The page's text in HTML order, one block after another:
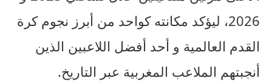
2026، ليؤكد مكانته كواحد من أبرز نجوم كرة
القدم العالمية و أحد أفضل اللاعبين الذين
أنجبتهم الملاعب المغربية عبر التاريخ.